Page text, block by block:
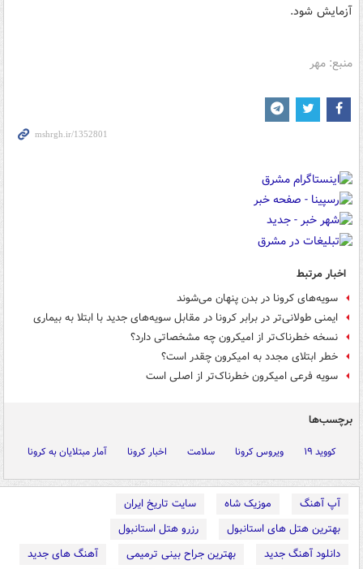
آزمایش شود.
منبع: مهر
اخبار مرتبط
سویه‌های کرونا در بدن پنهان می‌شوند
ایمنی طولانی‌تر در برابر کرونا در مقابل سویه‌های جدید با ابتلا به بیماری
نسخه خطرناک‌تر از امیکرون چه مشخصاتی دارد؟
خطر ابتلای مجدد به امیکرون چقدر است؟
سویه فرعی امیکرون خطرناک‌تر از اصلی است
برچسب‌ها
کووید ۱۹ ویروس کرونا سلامت اخبار کرونا آمار مبتلایان به کرونا
آپ آهنگ موزیک شاه
سایت تاریخ ایران
بهترین هتل های استانبول
رزرو هتل استانبول
دانلود آهنگ جدید
بهترین جراح بینی ترمیمی
آهنگ های جدید